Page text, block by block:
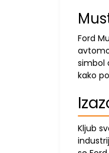
Ford
simbol
kako
Kljub